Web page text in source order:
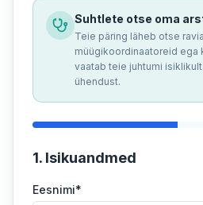
Suhtlete otse oma
Teie päring läheb otse
müügikoordinaatoreid ega
vaatab teie juhtumi
ühendust.
1. Isikuandmed
Eesnimi*